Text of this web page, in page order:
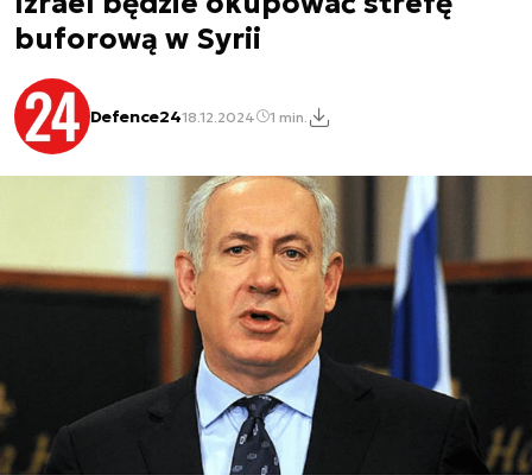
buforową w Syrii
Defence2418.12.2024 1 min.